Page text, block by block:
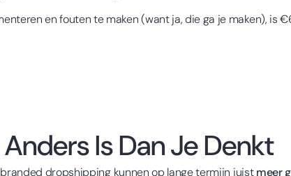
en fouten te maken (want ja, die ga je maken),
Is Dan Je Denkt
dropshipping kunnen op lange termijn juistmeer